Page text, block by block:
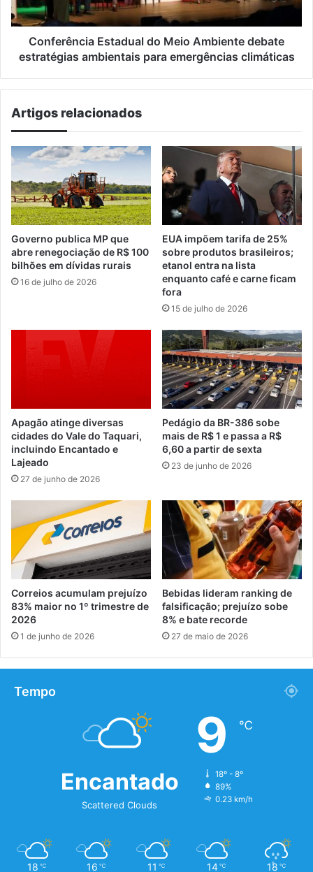
ambientais
para
emergências
climáticas
Conferência Estadual do Meio Ambiente debate
estratégias ambientais para emergências climáticas
Artigos relacionados
Governo publica MP que
abre renegociação de R$ 100
bilhões em dívidas rurais
16 de julho de 2026
EUA impõem tarifa de 25%
sobre produtos brasileiros;
etanol entra na lista
enquanto café e carne ficam
fora
15 de julho de 2026
Apagão atinge diversas
cidades do Vale do Taquari,
incluindo Encantado e
Lajeado
27 de junho de 2026
Pedágio da BR-386 sobe
mais de R$ 1 e passa a R$
6,60 a partir de sexta
23 de junho de 2026
Correios acumulam prejuízo
83% maior no 1º trimestre de
2026
1 de junho de 2026
Bebidas lideram ranking de
falsificação; prejuízo sobe
8% e bate recorde
27 de maio de 2026
Tempo
Encantado
Scattered Clouds
9 ℃
18º - 8º
89%
0.23 km/h
18 ℃ 16 ℃ 11 ℃ 14 ℃ 18 ℃